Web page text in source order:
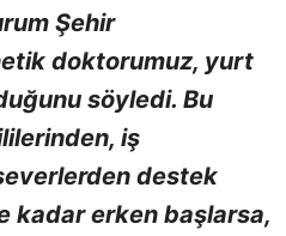
Şehir
doktorumuz, yurt
söyledi. Bu
iş
destek
kadar erken başlarsa,